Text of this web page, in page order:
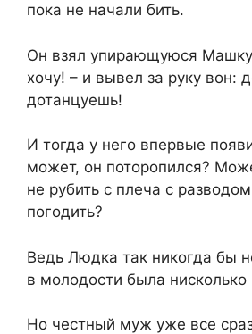
пока не начали бить.
Он взял упирающуюся Машку
хочу! – и вывел за руку вон:
дотанцуешь!
И тогда у него впервые
может, он поторопился?
не рубить с плеча с
погодить?
Ведь Людка так никогда бы
в молодости была нисколько
Но честный муж уже все